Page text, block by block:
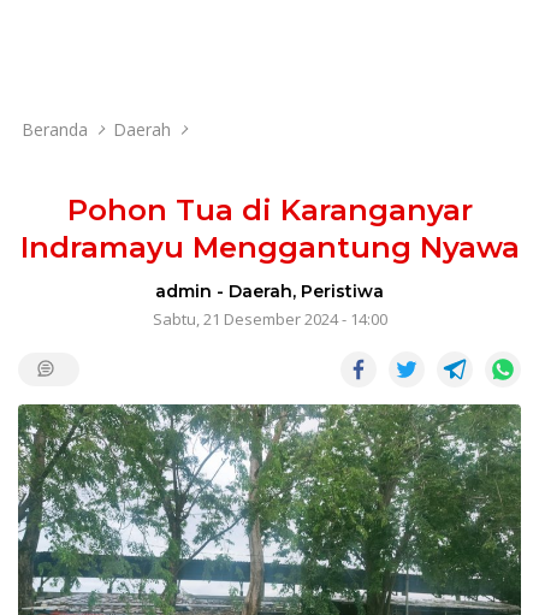
Beranda Daerah
Pohon Tua di Karanganyar
Indramayu Menggantung Nyawa
admin - Daerah, Peristiwa
Sabtu, 21 Desember 2024 - 14:00